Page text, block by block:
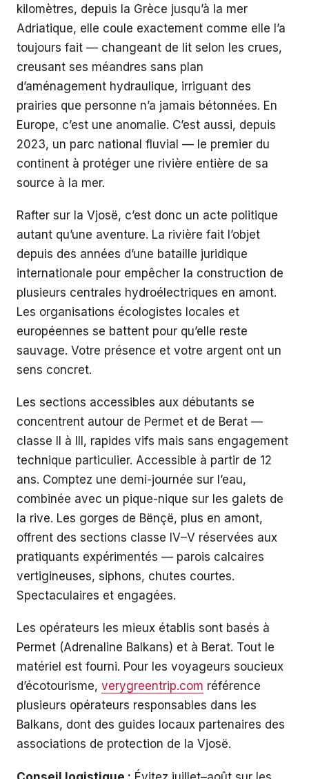
kilomètres, depuis la Grèce jusqu’à la mer
Adriatique, elle coule exactement comme elle l’a
toujours fait — changeant de lit selon les crues,
creusant ses méandres sans plan
d’aménagement hydraulique, irriguant des
prairies que personne n’a jamais bétonnées. En
Europe, c’est une anomalie. C’est aussi, depuis
2023, un parc national fluvial — le premier du
continent à protéger une rivière entière de sa
source à la mer.
Rafter sur la Vjosë, c’est donc un acte politique
autant qu’une aventure. La rivière fait l’objet
depuis des années d’une bataille juridique
internationale pour empêcher la construction de
plusieurs centrales hydroélectriques en amont.
Les organisations écologistes locales et
européennes se battent pour qu’elle reste
sauvage. Votre présence et votre argent ont un
sens concret.
Les sections accessibles aux débutants se
concentrent autour de Permet et de Berat —
classe II à III, rapides vifs mais sans engagement
technique particulier. Accessible à partir de 12
ans. Comptez une demi-journée sur l’eau,
combinée avec un pique-nique sur les galets de
la rive. Les gorges de Bënçë, plus en amont,
offrent des sections classe IV–V réservées aux
pratiquants expérimentés — parois calcaires
vertigineuses, siphons, chutes courtes.
Spectaculaires et engagées.
Les opérateurs les mieux établis sont basés à
Permet (Adrenaline Balkans) et à Berat. Tout le
matériel est fourni. Pour les voyageurs soucieux
d’écotourisme, verygreentrip.com référence
plusieurs opérateurs responsables dans les
Balkans, dont des guides locaux partenaires des
associations de protection de la Vjosë.